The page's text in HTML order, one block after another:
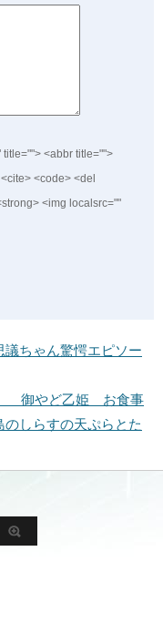
title=""> <abbr title="">
<code> <del
<img localsrc=""
ちゃん驚愕エピソー
御やど乙姫 お食事
しらすの天ぷらとた